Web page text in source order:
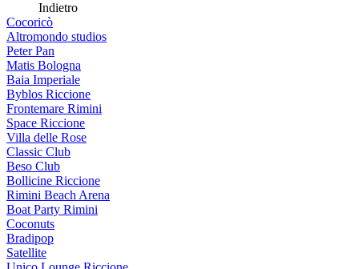
Indietro
Cocoricò
Altromondo studios
Peter Pan
Matis Bologna
Baia Imperiale
Byblos Riccione
Frontemare Rimini
Space Riccione
Villa delle Rose
Classic Club
Beso Club
Bollicine Riccione
Rimini Beach Arena
Boat Party Rimini
Coconuts
Bradipop
Satellite